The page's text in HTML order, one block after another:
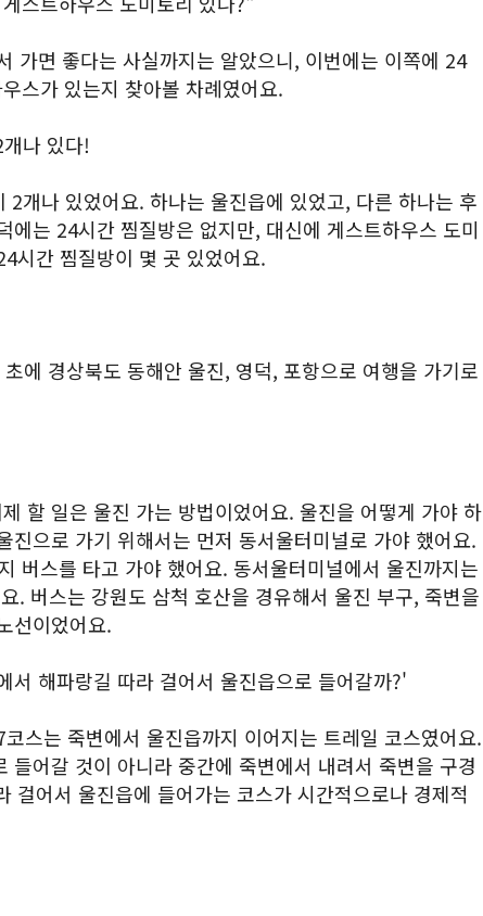
가면 좋다는 사실까지는 알았으니, 이번에는 이쪽에 24
스가 있는지 찾아볼 차례였어요.
나 있다!
2개나 있었어요. 하나는 울진읍에 있었고, 다른 하나는 후
에는 24시간 찜질방은 없지만, 대신에 게스트하우스 도미
시간 찜질방이 몇 곳 있었어요.
에 경상북도 동해안 울진, 영덕, 포항으로 여행을 가기로
할 일은 울진 가는 방법이었어요. 울진을 어떻게 가야 하
진으로 가기 위해서는 먼저 동서울터미널로 가야 했어요.
버스를 타고 가야 했어요. 동서울터미널에서 울진까지는
. 버스는 강원도 삼척 호산을 경유해서 울진 부구, 죽변을
선이었어요.
서 해파랑길 따라 걸어서 울진읍으로 들어갈까?'
스는 죽변에서 울진읍까지 이어지는 트레일 코스였어요.
들어갈 것이 아니라 중간에 죽변에서 내려서 죽변을 구경
걸어서 울진읍에 들어가는 코스가 시간적으로나 경제적